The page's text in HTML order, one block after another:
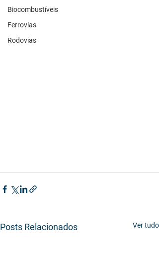
Biocombustíveis
Ferrovias
Rodovias
Posts Relacionados Ver tudo